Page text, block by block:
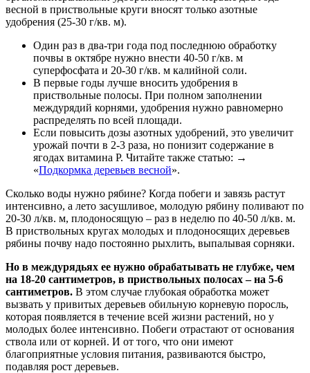
весной в приствольные круги вносят только азотные
удобрения (25-30 г/кв. м).
Один раз в два-три года под последнюю обработку
почвы в октябре нужно внести 40-50 г/кв. м
суперфосфата и 20-30 г/кв. м калийной соли.
В первые годы лучше вносить удобрения в
приствольные полосы. При полном заполнении
междурядий корнями, удобрения нужно равномерно
распределять по всей площади.
Если повысить дозы азотных удобрений, это увеличит
урожай почти в 2-3 раза, но понизит содержание в
ягодах витамина Р. Читайте также статью: →
«Подкормка деревьев весной».
Сколько воды нужно рябине? Когда побеги и завязь растут
интенсивно, а лето засушливое, молодую рябину поливают по
20-30 л/кв. м, плодоносящую – раз в неделю по 40-50 л/кв. м.
В приствольных кругах молодых и плодоносящих деревьев
рябины почву надо постоянно рыхлить, выпалывая сорняки.
Но в междурядьях ее нужно обрабатывать не глубже, чем
на 18-20 сантиметров, в приствольных полосах – на 5-6
сантиметров. В этом случае глубокая обработка может
вызвать у привитых деревьев обильную корневую поросль,
которая появляется в течение всей жизни растений, но у
молодых более интенсивно. Побеги отрастают от основания
ствола или от корней. И от того, что они имеют
благоприятные условия питания, развиваются быстро,
подавляя рост деревьев.